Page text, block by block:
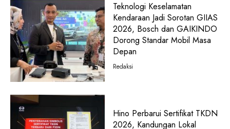
Teknologi Keselamatan
Kendaraan Jadi Sorotan GIIAS
2026, Bosch dan GAIKINDO
Dorong Standar Mobil Masa
Depan
Redaksi
Hino Perbarui Sertifikat TKDN
2026, Kandungan Lokal